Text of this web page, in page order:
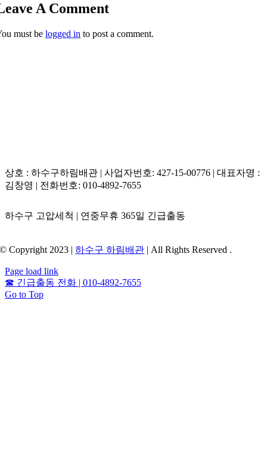
A Comment
must be logged in to post a comment.
상호 : 하수구하림배관 | 사업자번호: 427-15-00776 | 대표자명 :
김창영 | 전화번호: 010-4892-7655
하수구 고압세척 | 연중무휴 365일 긴급출동
© Copyright 2023 |하수구 하림배관 | All Rights Reserved .
Page load link
☎ 긴급출동 전화 | 010-4892-7655
Go to Top